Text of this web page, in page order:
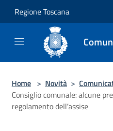
Regione Toscana
Home > Novità >
Consiglio comunale: alcune
regolamento dell’assise